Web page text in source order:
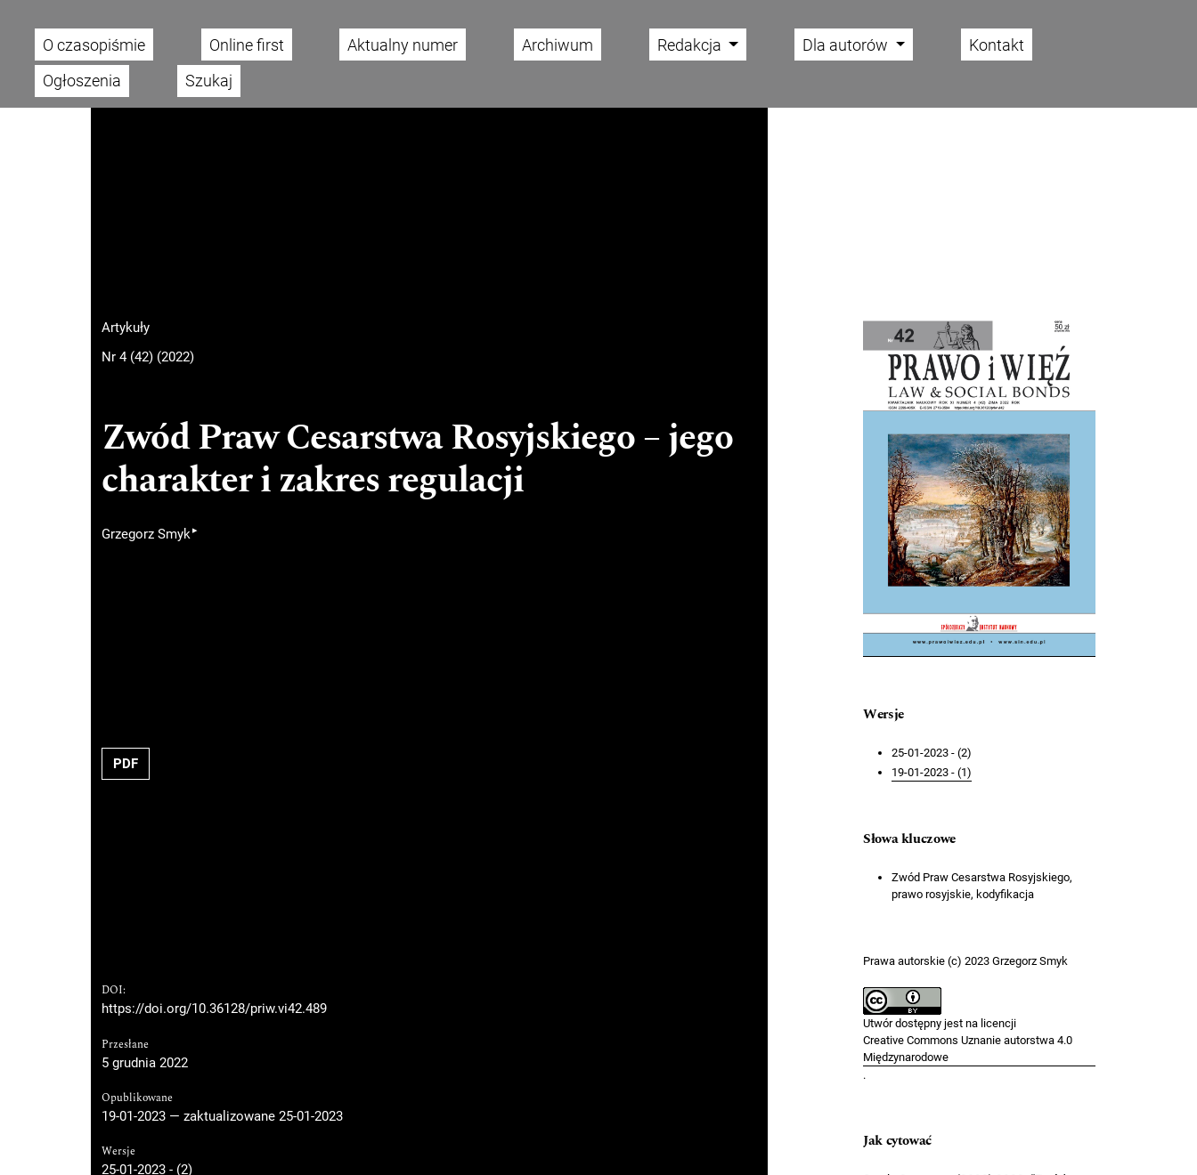
Main menu
O czasopiśmie Online first Aktualny numer Archiwum Redakcja Dla autorów
Kontakt
Ogłoszenia
Szukaj
Artykuły
Nr 4 (42) (2022)
Zwód Praw Cesarstwa Rosyjskiego – jego
charakter i zakres regulacji
Grzegorz Smyk▸
PDF
DOI:
https://doi.org/10.36128/priw.vi42.489
Przesłane
5 grudnia 2022
Opublikowane
19-01-2023 — zaktualizowane 25-01-2023
Wersje
25-01-2023 - (2)
Wersje
25-01-2023 - (2)
19-01-2023 - (1)
Słowa kluczowe
Zwód Praw Cesarstwa Rosyjskiego,
prawo rosyjskie, kodyfikacja
Prawa autorskie (c) 2023 Grzegorz Smyk
Utwór dostępny jest na licencji
Creative Commons Uznanie autorstwa 4.0
Międzynarodowe
.
Jak cytować